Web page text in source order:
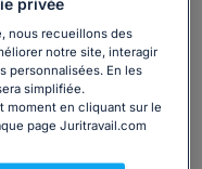
privée
nous recueillons des
notre site, interagir
personnalisées. En les
simplifiée.
moment en cliquant sur le
page Juritravail.com